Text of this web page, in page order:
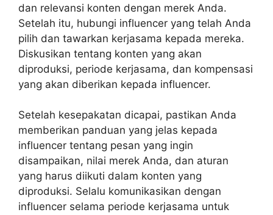
dan relevansi konten dengan merek Anda.
Setelah itu, hubungi influencer yang telah Anda
pilih dan tawarkan kerjasama kepada mereka.
Diskusikan tentang konten yang akan
diproduksi, periode kerjasama, dan kompensasi
yang akan diberikan kepada influencer.
Setelah kesepakatan dicapai, pastikan Anda
memberikan panduan yang jelas kepada
influencer tentang pesan yang ingin
disampaikan, nilai merek Anda, dan aturan
yang harus diikuti dalam konten yang
diproduksi. Selalu komunikasikan dengan
influencer selama periode kerjasama untuk